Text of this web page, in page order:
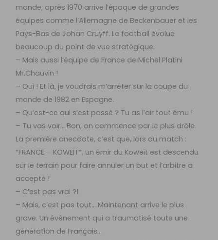
monde, après 1970 arrive l’époque de grandes
équipes comme l’Allemagne de Beckenbauer et les
Pays-Bas de Johan Cruyff. Le football évolue
beaucoup du point de vue stratégique.
– Mais aussi l’équipe de France de Michel Platini
Mr.Chauvin !
– Oui ! Et là, je voudrais m’arrêter sur la coupe du
monde de 1982 en Espagne.
– Qu’est-ce qui s’est passé ? Tu as l’air tout ému !
– Tu vas voir… Bon, on commence par le plus drôle.
La première anecdote, c’est que, lors du match :
“FRANCE – KOWEÏT”, un émir du Koweït est descendu
sur le terrain pour faire annuler un but et l’arbitre a
accepté !
– C’est pas vrai ?!
– Mais, c’est pas tout… Maintenant arrive le plus
grave. Un événement qui a traumatisé toute une
génération de Français…